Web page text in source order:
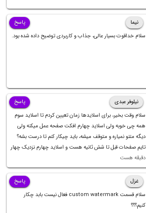
نیما
سلام خداقوت بسیار عالی، جذاب و کاربردی توضیح داده شده بود.
پاسخ
نیلوفر عبدی
سلام وقت بخیر، برای اسلایدها زمان تعیین کردم تا اسلاید سوم
همه چی خوبه ولی اسلاید چهارم افکت صفحه عمل میکنه ولی
دیگه متنو نمیاره و متوقف میشه، باید چیکار کنم تا درست بشه؟
تایم صفحات قبل تا شش ثانیه هست و اسلاید چهارم نزدیک چهار
دقیقه هست
پاسخ
غزل
سلام قسمت custom watermark فعال نیست بابد چکار
کنیم؟؟؟
پاسخ